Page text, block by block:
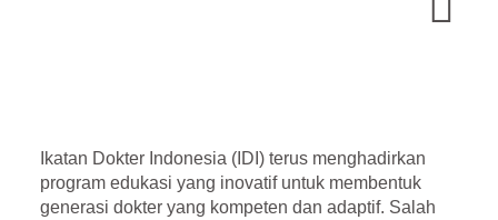
Ikatan Dokter Indonesia (IDI) terus menghadirkan
program edukasi yang inovatif untuk membentuk
generasi dokter yang kompeten dan adaptif. Salah